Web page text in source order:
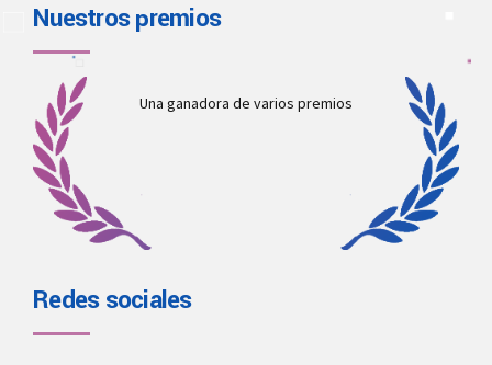
Nuestros premios
Una ganadora de varios premios
Redes sociales